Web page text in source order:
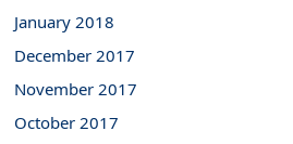
January 2018
December 2017
November 2017
October 2017